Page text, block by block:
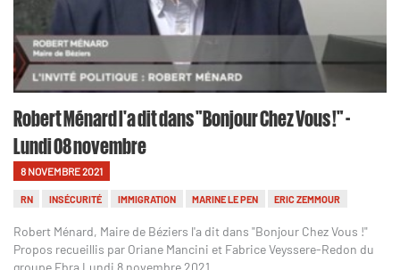
Robert Ménard l'a dit dans "Bonjour Chez Vous !" -
Lundi 08 novembre
8 NOVEMBRE 2021
RN INSÉCURITÉ IMMIGRATION MARINE LE PEN ERIC ZEMMOUR
Robert Ménard, Maire de Béziers l'a dit dans "Bonjour Chez Vous !"
Propos recueillis par Oriane Mancini et Fabrice Veyssere-Redon du
groupe Ebra Lundi 8 novembre 2021